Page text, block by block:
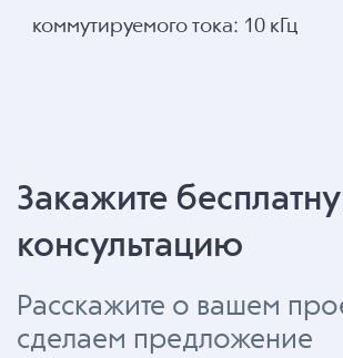
коммутируемого тока: 10 кГц
Закажите
консультацию
Расскажите о вашем
сделаем предложение